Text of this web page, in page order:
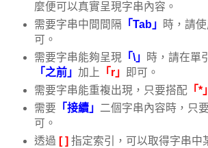
麼便可以真實呈現字串內容。
需要字串中間間隔 「Tab」 時，請使
可。
需要字串能夠呈現 「\」
時，請在單
「之前」 加上 「r」
即可。
需要字串能重複出現，只要搭配「*」
需要 「接續」 二個字串內容時，只
可。
透過 [ ] 指定索引，可以取得字串中